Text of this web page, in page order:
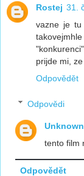
Rostej 31.
vazne je tu
prijde mi,
Odpovědět
Odpovědi
Unknown
tento film
Odpovědět